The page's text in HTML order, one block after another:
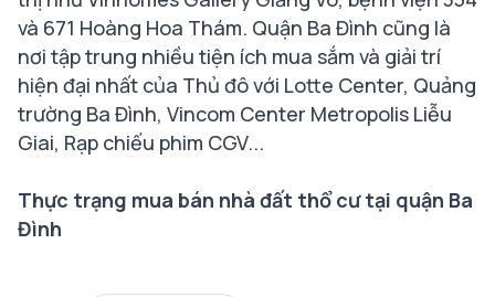
và 671 Hoàng Hoa Thám. Quận Ba Đình cũng là
nơi tập trung nhiều tiện ích mua sắm và giải trí
hiện đại nhất của Thủ đô với Lotte Center, Quảng
trường Ba Đình, Vincom Center Metropolis Liễu
Giai, Rạp chiếu phim CGV...
Thực trạng mua bán nhà đất thổ cư tại quận Ba
Đình